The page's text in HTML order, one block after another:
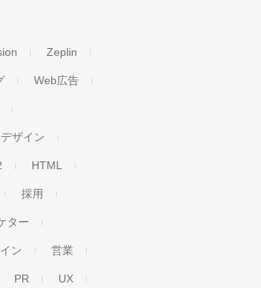
Zeplin
Web広告
ザイン
HTML
採用
ター
ン 営業
PR UX